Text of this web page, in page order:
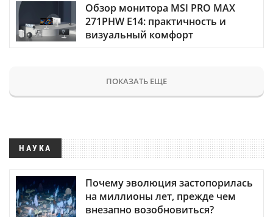
Обзор монитора MSI PRO MAX
271PHW E14: практичность и
визуальный комфорт
ПОКАЗАТЬ ЕЩЕ
НАУКА
Почему эволюция застопорилась
на миллионы лет, прежде чем
внезапно возобновиться?